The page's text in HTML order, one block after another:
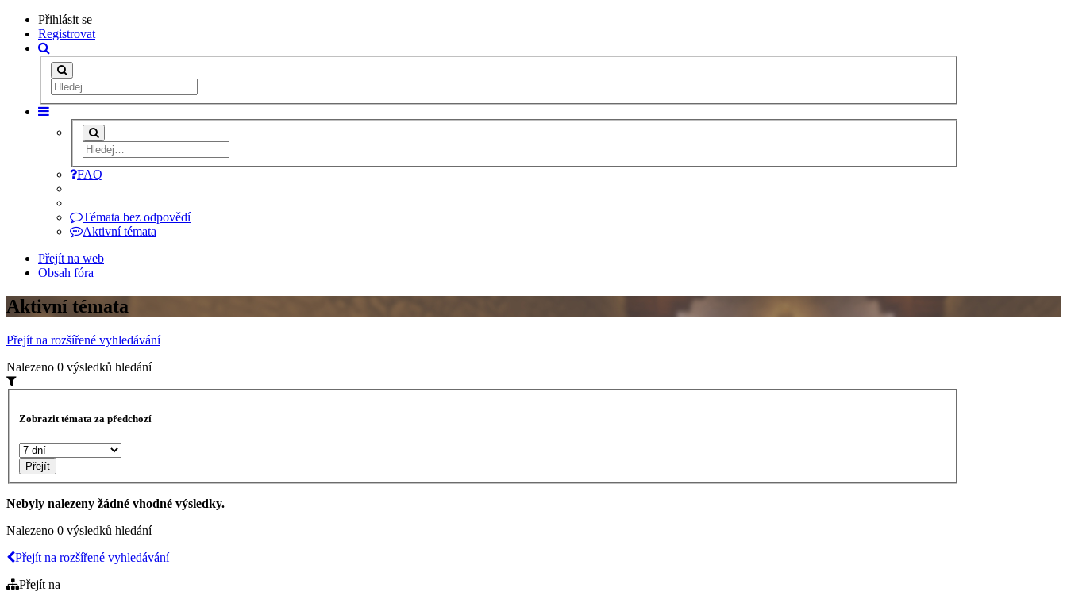
Přihlásit se
Registrovat
FAQ
Témata bez odpovědí
Aktivní témata
Přejít na web
Obsah fóra
Aktivní témata
Přejít na rozšířené vyhledávání
Nalezeno 0 výsledků hledání
Zobrazit témata za předchozí
Nebyly nalezeny žádné vhodné výsledky.
Nalezeno 0 výsledků hledání
Přejít na rozšířené vyhledávání
Přejít na